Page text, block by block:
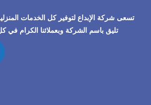
تسعى شركة الإبداع لتوفير كل الخدمات
تليق باسم الشركة وبعملائنا الكرام في